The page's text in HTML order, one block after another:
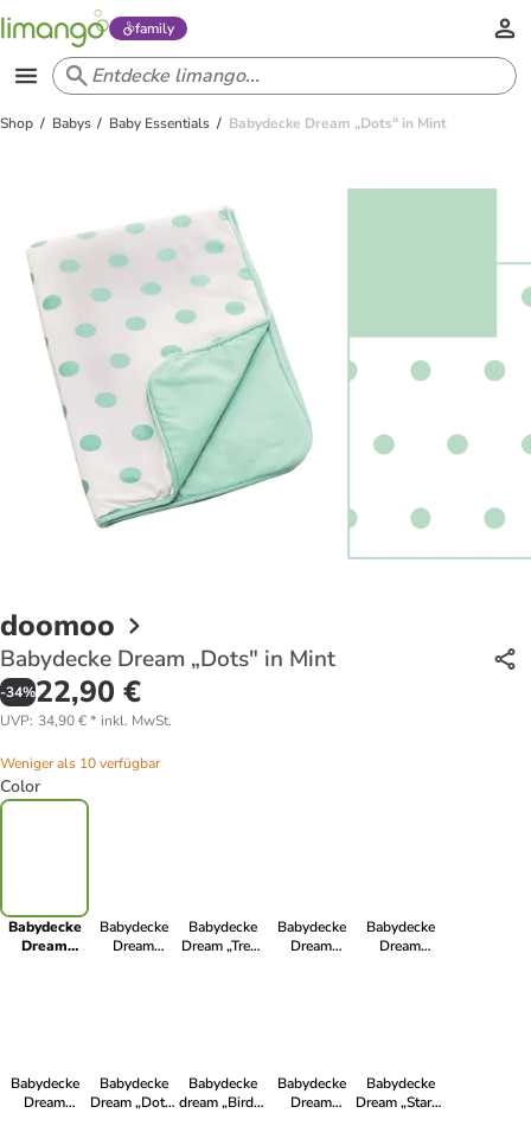
family
Shop Babys Baby Essentials Babydecke Dream „Dots" in Mint
doomoo
Babydecke Dream „Dots" in Mint
-34%22,90 €
UVP: 34,90 €* inkl. MwSt.
Weniger als 10 verfügbar
Color
Babydecke
Dream
Babydecke
Dream
Babydecke
Dream „Tree"
Babydecke
Dream
Babydecke
Dream
Babydecke
Dream
Babydecke
Dream „Dots"
Babydecke
dream „Birds"
Babydecke
Dream
Babydecke
Dream „Stars"